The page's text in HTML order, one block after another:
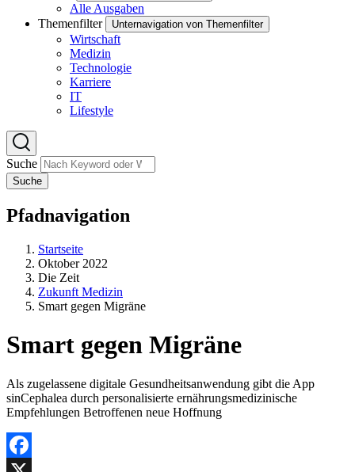
Alle Ausgaben
Themenfilter
Unternavigation von Themenfilter
Wirtschaft
Medizin
Technologie
Karriere
IT
Lifestyle
Suche
Suche
Pfadnavigation
Startseite
Oktober 2022
Die Zeit
Zukunft Medizin
Smart gegen Migräne
Smart gegen Migräne
Als zugelassene digitale Gesundheitsanwendung gibt die App
sinCephalea durch personalisierte ernährungsmedizinische
Empfehlungen Betroffenen neue Hoffnung